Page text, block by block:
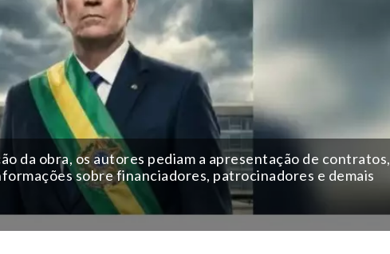
da obra, os autores pediam a apresentação de contratos,
sobre financiadores, patrocinadores e demais